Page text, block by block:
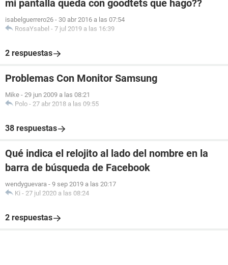
mi pantalla queda con goodtets que hago??
isabelguerrero26 - 30 abr 2016 a las 07:54
RosaYsabel - 7 jul 2019 a las 16:39
2 respuestas
Problemas Con Monitor Samsung
Mike - 29 jun 2009 a las 08:21
Polo - 27 abr 2018 a las 09:55
38 respuestas
Qué indica el relojito al lado del nombre en la
barra de búsqueda de Facebook
wendyguevara - 9 sep 2019 a las 20:17
Ki - 27 jul 2020 a las 08:24
2 respuestas